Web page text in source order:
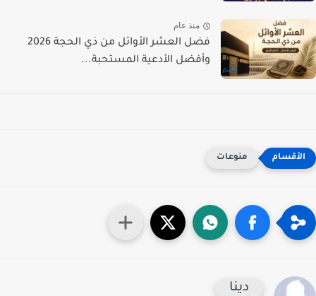
منذ عام
فضل العشر الأوائل من ذي الحجة 2026
وأفضل الأدعية المستحبة...
منوعات
دينا